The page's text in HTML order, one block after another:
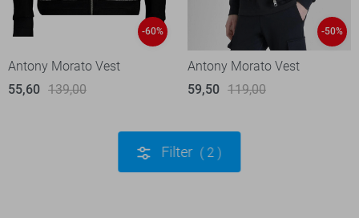
-60%
Antony Morato Vest
55,60 139,00
-50%
Antony Morato Vest
59,50 119,00
Filter 2